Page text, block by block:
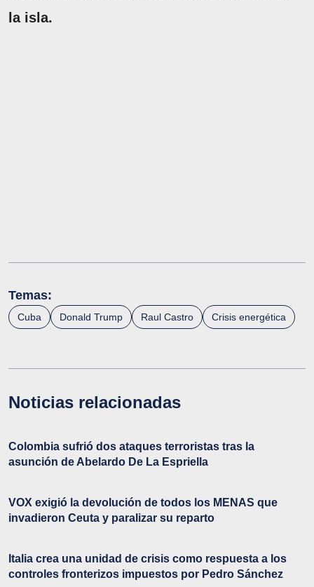
la isla.
Temas:
Cuba Donald Trump Raul Castro Crisis energética
Noticias relacionadas
Colombia sufrió dos ataques terroristas tras la
asunción de Abelardo De La Espriella
VOX exigió la devolución de todos los MENAS que
invadieron Ceuta y paralizar su reparto
Italia crea una unidad de crisis como respuesta a los
controles fronterizos impuestos por Pedro Sánchez